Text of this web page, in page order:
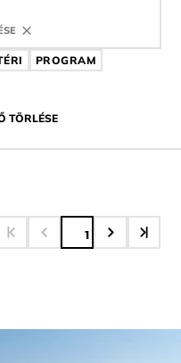
CÍMKE
PROGRAM
TÖRLÉSE
1